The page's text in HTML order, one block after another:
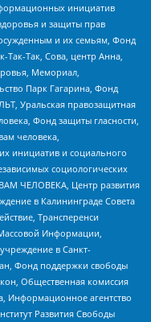
инициатив
и защиты прав
и их семьям, Фонд
Так-Так, Сова, центр Анна,
Мемориал,
Парк Гагарина, Фонд
Уральская правозащитная
Фонд защиты гласности,
человека,
инициатив и социального
социологических
ЧЕЛОВЕКА, Центр развития
в Калининграде Совета
Трансперенси
Информации,
в Санкт-
Фонд поддержки свободы
Общественная комиссия
Информационное агентство
Развития Свободы